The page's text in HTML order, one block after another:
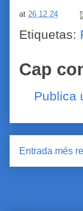
at 26.12.24
Etiquetas:
Cap
Publica
Entrada més